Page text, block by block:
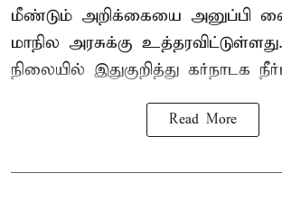
மீண்டும் அறிக்கையை அனுப்பி
மாநில அரசுக்கு
நிலையில் இதுகுறித்து கர்நாடக
Read More